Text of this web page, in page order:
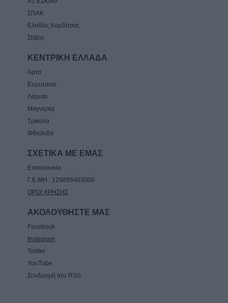
ΣΠΑΚ
Ελπίδες Καρδίτσας
Στίβος
ΚΕΝΤΡΙΚΗ ΕΛΛΑΔΑ
Άρτα
Ευρυτανία
Λάρισα
Μαγνησία
Τρίκαλα
Φθιώτιδα
ΣΧΕΤΙΚΑ ΜΕ ΕΜΑΣ
Επικοινωνία
Γ.Ε.ΜΗ.: 129895403000
ΟΡΟΙ ΧΡΗΣΗΣ
ΑΚΟΛΟΥΘΗΣΤΕ ΜΑΣ
Facebook
Instagram
Twitter
YouTube
Συνδρομή στο RSS